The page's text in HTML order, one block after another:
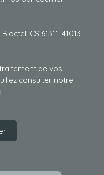
CS 61311, 41013
de vos
consulter notre
.